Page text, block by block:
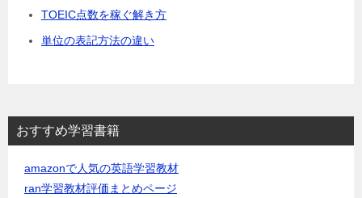
TOEIC点数を稼ぐ解き方
単位の表記方法の違い
おすすめ学習書籍
amazonで人気の英語学習教材
ran学習教材評価まとめページ